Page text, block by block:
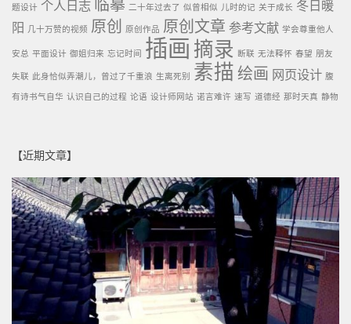
题设计 个人日志 临摹 二十年过去了 似曾相似 儿时的记 关于成长 冬日暖
阳
几十万赞的视频 原创 原创作品 原创文章 参考文献 学会尊重他人
安总 平面设计 御姐归来 忘记时间 插画 摘录 断联 无法释怀 春望 朋友
失联 此身恰似弄潮儿，曾过了千重浪 生离死别 素描 绘画 网页设计 腹
有诗书气自华 认识自己的过程 论语 设计师网站 诺言难许 速写 道德经 那时天真 静物
【近期文章】